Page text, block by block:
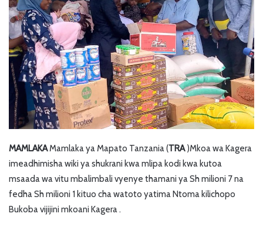
MAMLAKAMamlaka ya Mapato Tanzania (TRA)Mkoa wa Kagera
imeadhimisha wiki ya shukrani kwa mlipa kodi kwa kutoa
msaada wa vitu mbalimbali vyenye thamani ya Sh milioni 7 na
fedha Sh milioni 1 kituo cha watoto yatima Ntoma kilichopo
Bukoba vijijini mkoani Kagera .